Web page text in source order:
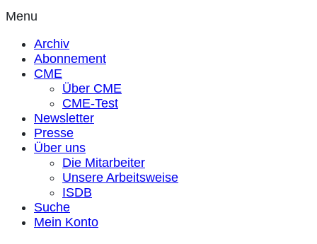
Menu
Archiv
Abonnement
CME
Über CME
CME-Test
Newsletter
Presse
Über uns
Die Mitarbeiter
Unsere Arbeitsweise
ISDB
Suche
Mein Konto